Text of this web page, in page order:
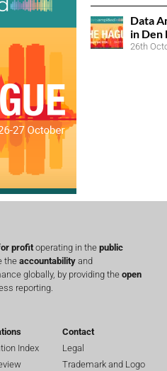
Data
in Den
26th
profit operating in the public
the accountability and
globally, by providing the open
reporting.
Index
Contact
Legal
Trademark and Logo